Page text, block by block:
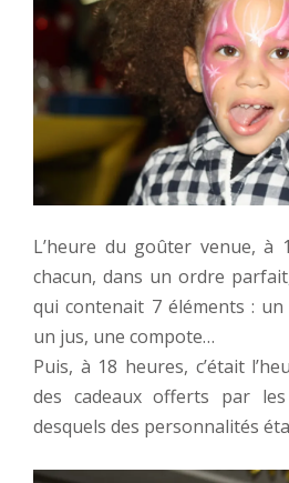
L’heure du goûter venue, à
chacun, dans un ordre
qui contenait 7 éléments :
un jus, une compote…
Puis, à 18 heures, c’était
des cadeaux offerts par
desquels des personnalités